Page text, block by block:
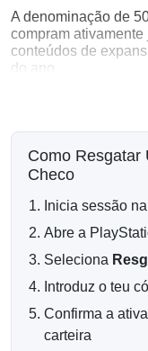
A denominação de
compram
conteúdos de
do ano.
Em que
Grandes
Edições
Assinaturas
Passes de
Moedas e
Saldos
Liberdade
Um saldo maior na
durante grandes
e renovações de
Como Resgatar
Checo
Inicia sessão
Abre a
Seleciona
Introduz o teu
Confirma a
carteira